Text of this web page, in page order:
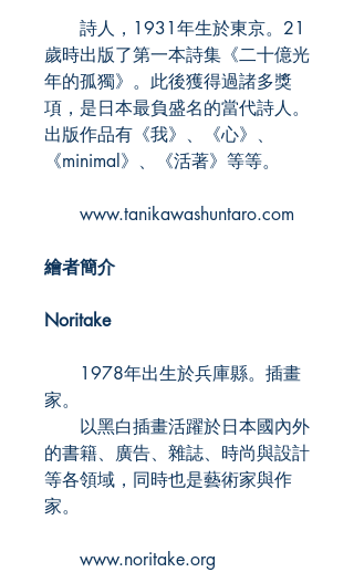
詩人，1931年生於東京。21
歲時出版了第一本詩集《二十億光
年的孤獨》。此後獲得過諸多獎
項，是日本最負盛名的當代詩人。
出版作品有《我》、《心》、
《minimal》、《活著》等等。
www.tanikawashuntaro.com
繪者簡介
Noritake
1978年出生於兵庫縣。插畫
家。
以黑白插畫活躍於日本國內外
的書籍、廣告、雜誌、時尚與設計
等各領域，同時也是藝術家與作
家。
www.noritake.org